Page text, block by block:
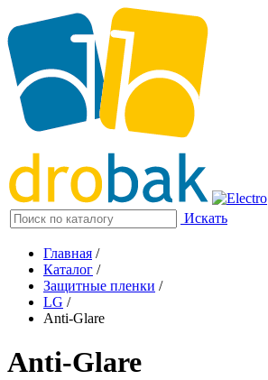
Искать
Главная /
Каталог /
Защитные пленки /
LG /
Anti-Glare
Anti-Glare